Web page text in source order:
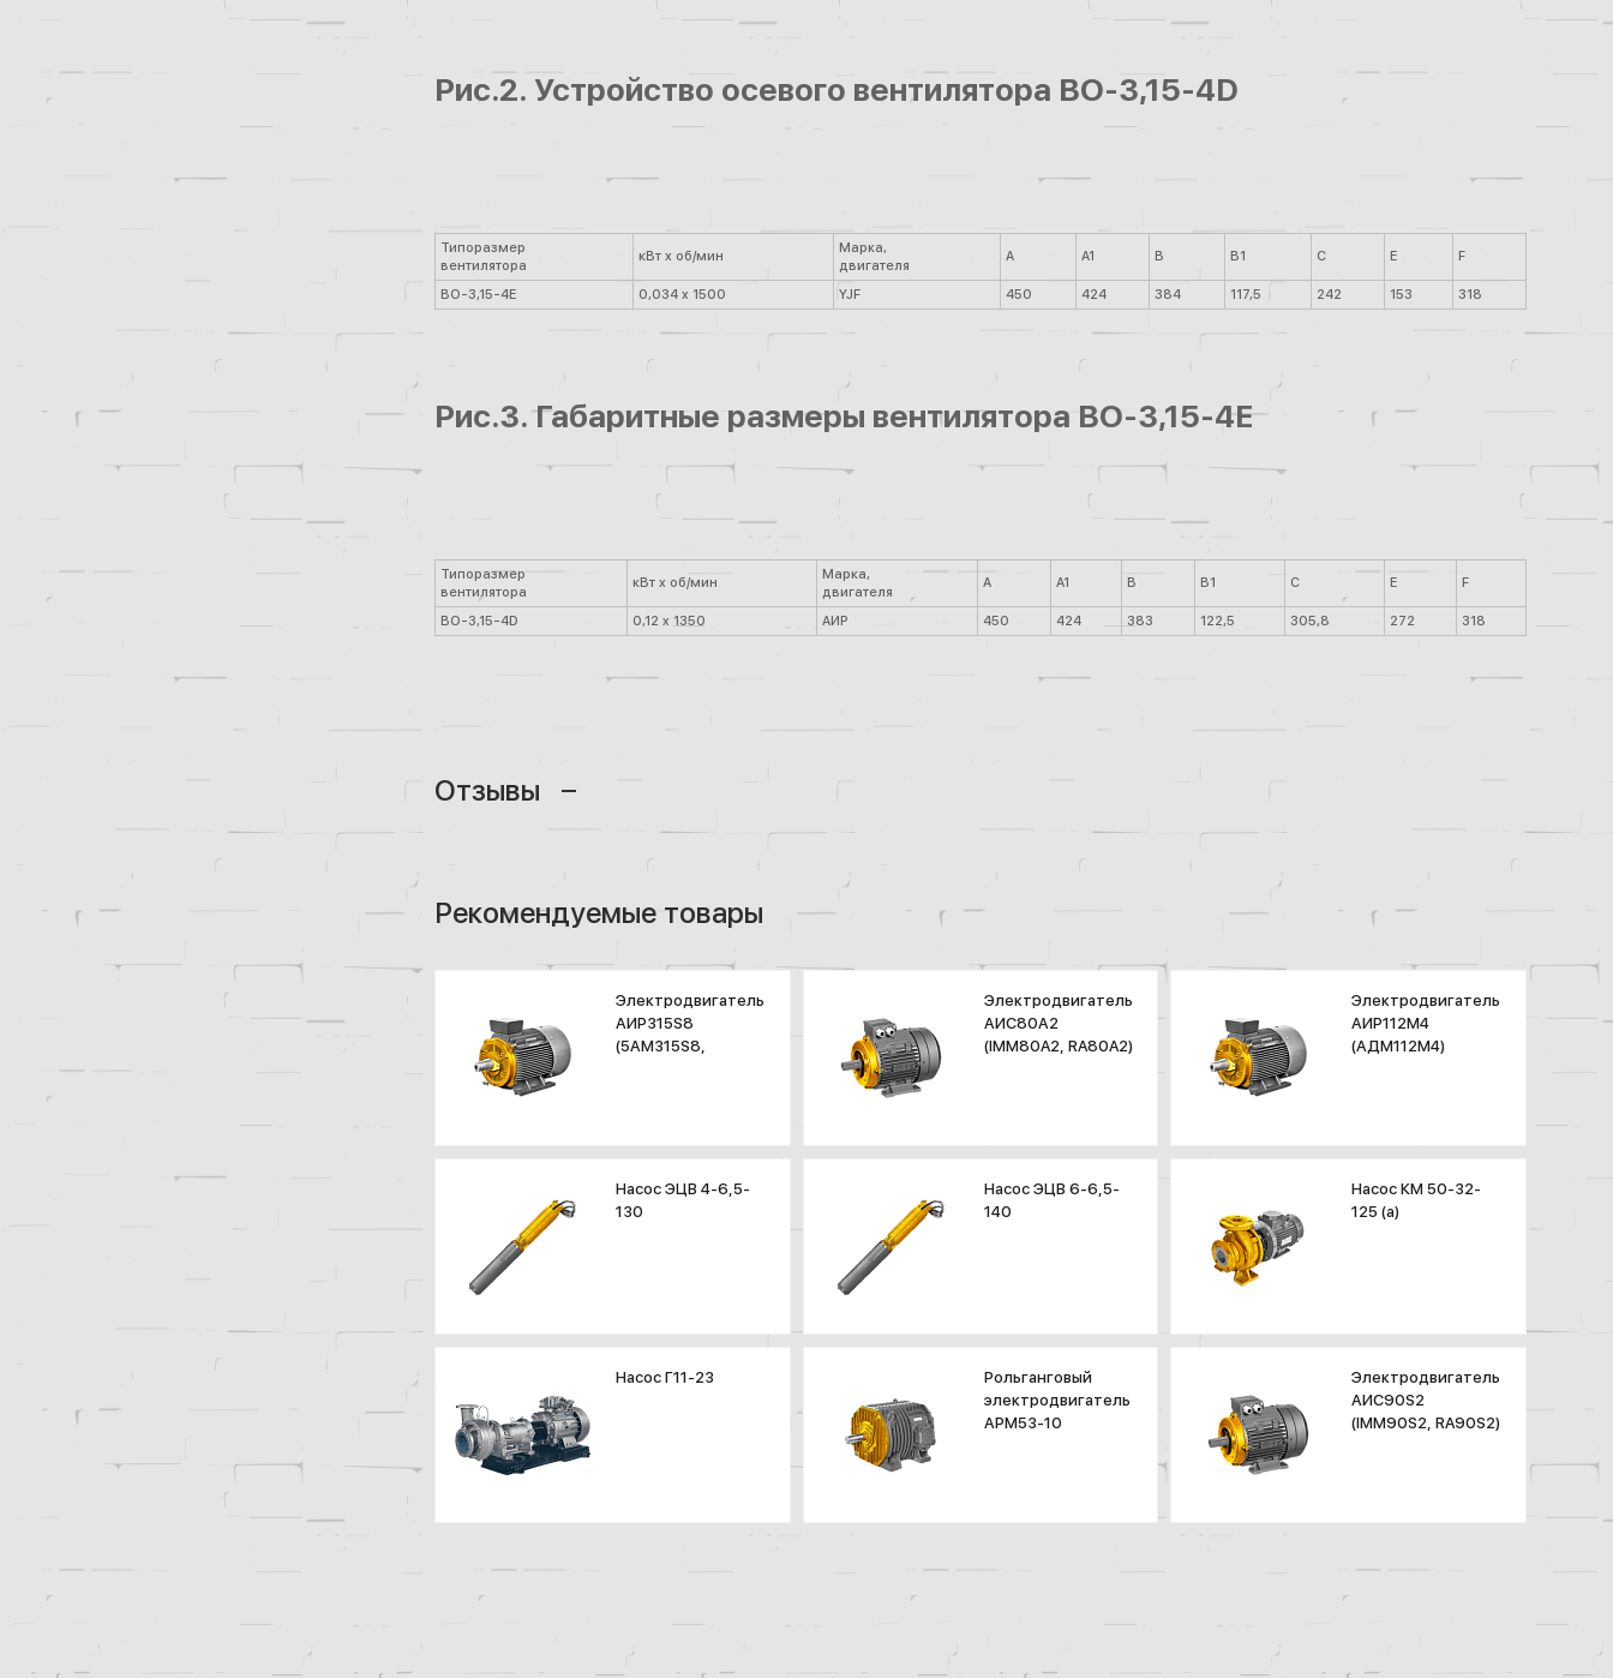
Рис.2. Устройство осевого вентилятора ВО-3,15-4D
Типоразмер
вентилятора
кВт х об/мин
Марка,
двигателя
А А1 В В1 С Е F
ВО-3,15-4Е 0,034 x 1500 YJF 450 424 384 117,5 242 153 318
Рис.3. Габаритные размеры вентилятора ВО-3,15-4Е
Типоразмер
вентилятора
кВт х об/мин
Марка,
двигателя
А А1 В В1 С Е F
ВО-3,15-4D 0,12 x 1350 АИР 450 424 383 122,5 305,8 272 318
Отзывы
Рекомендуемые товары
Электродвигатель
АИР315S8
(5АМ315S8,
Электродвигатель
АИС80А2
(IMM80A2, RA80A2)
Электродвигатель
АИР112М4
(АДМ112М4)
Насос ЭЦВ 4-6,5-
130
Насос ЭЦВ 6-6,5-
140
Насос КМ 50-32-
125 (а)
Насос Г11-23
Рольганговый
электродвигатель
АРМ53-10
Электродвигатель
АИС90S2
(IMM90S2, RA90S2)